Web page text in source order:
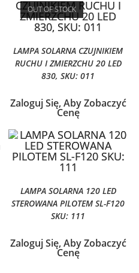
OUT OF STOCK
LAMPA SOLARNA CZUJNIKIEM
RUCHU I ZMIERZCHU 20 LED
830, SKU: 011
Zaloguj Się, Aby Zobaczyć
Cenę
LAMPA SOLARNA 120 LED
STEROWANA PILOTEM SL-F120
SKU: 111
Zaloguj Się, Aby Zobaczyć
Cenę